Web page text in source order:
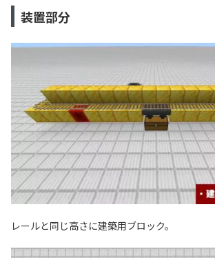
装置部分
レールと同じ高さに建築用ブロック。